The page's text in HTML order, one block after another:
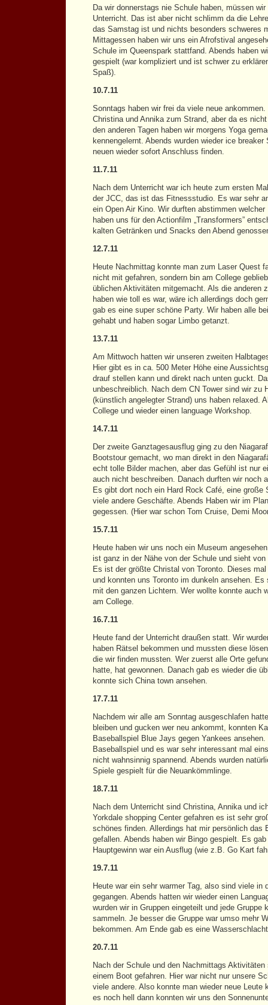
Da wir donnerstags nie Schule haben, müssen
Unterricht. Das ist aber nicht schlimm da die
das Samstag ist und nichts besonders schweres
Mittagessen haben wir uns ein Afrofstival
Schule im Queenspark stattfand. Abends haben
gespielt (war kompliziert und ist schwer zu
Spaß).
10.7.11
Sonntags haben wir frei da viele neue
Christina und Annika zum Strand, aber da es
den anderen Tagen haben wir morgens Yoga
kennengelernt. Abends wurden wieder ice
neuen wieder sofort Anschluss finden.
11.7.11
Nach dem Unterricht war ich heute zum ersten
der JCC, das ist das Fitnessstudio. Es war sehr
ein Open Air Kino. Wir durften abstimmen
haben uns für den Actionfilm „Transformers”
kalten Getränken und Snacks den Abend
12.7.11
Heute Nachmittag konnte man zum Laser Quest
nicht mit gefahren, sondern bin am College
üblichen Aktivitäten mitgemacht. Als die anderen
haben wie toll es war, wäre ich allerdings doch
gab es eine super schöne Party. Wir haben alle
gehabt und haben sogar Limbo getanzt.
13.7.11
Am Mittwoch hatten wir unseren zweiten
Hier gibt es in ca. 500 Meter Höhe eine
drauf stellen kann und direkt nach unten guckt.
unbeschreiblich. Nach dem CN Tower sind wir zu
(künstlich angelegter Strand) uns haben relaxed.
College und wieder einen language Workshop.
14.7.11
Der zweite Ganztagesausflug ging zu den
Bootstour gemacht, wo man direkt in den
echt tolle Bilder machen, aber das Gefühl ist nur
auch nicht beschreiben. Danach durften wir noch
Es gibt dort noch ein Hard Rock Café, eine
viele andere Geschäfte. Abends Haben wir im
gegessen. (Hier war schon Tom Cruise, Demi
15.7.11
Heute haben wir uns noch ein Museum
ist ganz in der Nähe von der Schule und sieht
Es ist der größte Christal von Toronto. Dieses
und konnten uns Toronto im dunkeln ansehen.
mit den ganzen Lichtern. Wer wollte konnte auch
am College.
16.7.11
Heute fand der Unterricht draußen statt. Wir
haben Rätsel bekommen und mussten diese
die wir finden mussten. Wer zuerst alle Orte
hatte, hat gewonnen. Danach gab es wieder die
konnte sich China town ansehen.
17.7.11
Nachdem wir alle am Sonntag ausgeschlafen
bleiben und gucken wer neu ankommt, konnten
Baseballspiel Blue Jays gegen Yankees
Baseballspiel und es war sehr interessant mal
nicht wahnsinnig spannend. Abends wurden
Spiele gespielt für die Neuankömmlinge.
18.7.11
Nach dem Unterricht sind Christina, Annika und
Yorkdale shopping Center gefahren es ist sehr
schönes finden. Allerdings hat mir persönlich das
gefallen. Abends haben wir Bingo gespielt. Es
Hauptgewinn war ein Ausflug (wie z.B. Go Kart
19.7.11
Heute war ein sehr warmer Tag, also sind viele in
gegangen. Abends hatten wir wieder einen
wurden wir in Gruppen eingeteilt und jede Gruppe
sammeln. Je besser die Gruppe war umso mehr
bekommen. Am Ende gab es eine
20.7.11
Nach der Schule und den Nachmittags
einem Boot gefahren. Hier war nicht nur unsere
viele andere. Also konnte man wieder neue Leute
es noch hell dann konnten wir uns den